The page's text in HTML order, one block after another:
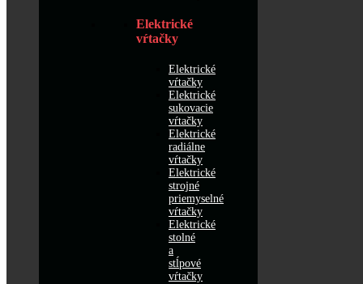
Elektrické
vŕtačky
Elektrické
vŕtačky
Elektrické
sukovacie
vŕtačky
Elektrické
radiálne
vŕtačky
Elektrické
strojné
priemyselné
vŕtačky
Elektrické
stolné
a
stĺpové
vŕtačky